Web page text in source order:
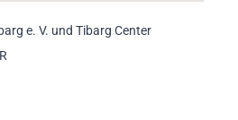
e. V. und Tibarg Center